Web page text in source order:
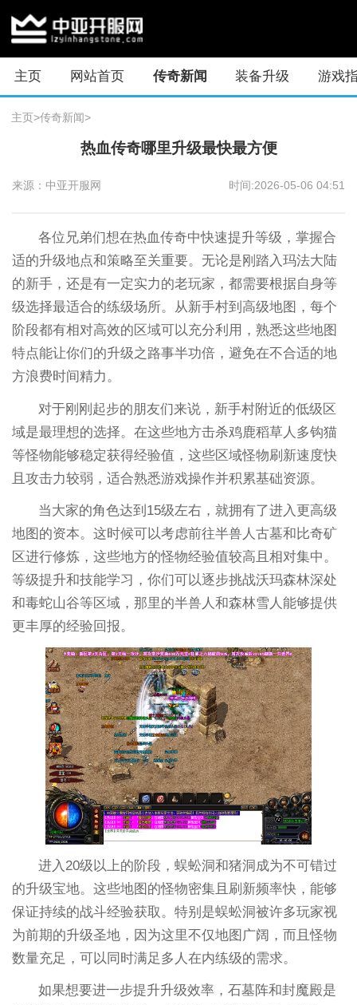
主页 网站首页 传奇新闻 装备升级 游戏
主页>传奇新闻>
热血传奇哪里升级最快最方便
来源：中亚开服网 时间:2026-05-06 04:51
各位兄弟们想在热血传奇中快速提升等级，掌握合
适的升级地点和策略至关重要。无论是刚踏入玛法大陆
的新手，还是有一定实力的老玩家，都需要根据自身等
级选择最适合的练级场所。从新手村到高级地图，每个
阶段都有相对高效的区域可以充分利用，熟悉这些地图
特点能让你们的升级之路事半功倍，避免在不合适的地
方浪费时间精力。
对于刚刚起步的朋友们来说，新手村附近的低级区
域是最理想的选择。在这些地方击杀鸡鹿稻草人多钩猫
等怪物能够稳定获得经验值，这些区域怪物刷新速度快
且攻击力较弱，适合熟悉游戏操作并积累基础资源。
当大家的角色达到15级左右，就拥有了进入更高级
地图的资本。这时候可以考虑前往半兽人古墓和比奇矿
区进行修炼，这些地方的怪物经验值较高且相对集中。
等级提升和技能学习，你们可以逐步挑战沃玛森林深处
和毒蛇山谷等区域，那里的半兽人和森林雪人能够提供
更丰厚的经验回报。
进入20级以上的阶段，蜈蚣洞和猪洞成为不可错过
的升级宝地。这些地图的怪物密集且刷新频率快，能够
保证持续的战斗经验获取。特别是蜈蚣洞被许多玩家视
为前期的升级圣地，因为这里不仅地图广阔，而且怪物
数量充足，可以同时满足多人在内练级的需求。
如果想要进一步提升升级效率，石墓阵和封魔殿是